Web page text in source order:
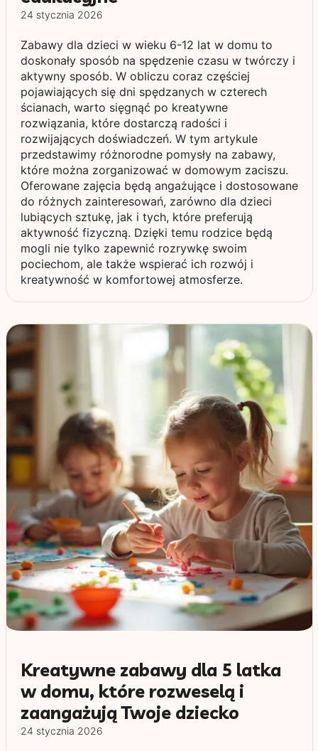
24 stycznia 2026
Zabawy dla dzieci w wieku 6-12 lat w domu to
doskonały sposób na spędzenie czasu w twórczy i
aktywny sposób. W obliczu coraz częściej
pojawiających się dni spędzanych w czterech
ścianach, warto sięgnąć po kreatywne
rozwiązania, które dostarczą radości i
rozwijających doświadczeń. W tym artykule
przedstawimy różnorodne pomysły na zabawy,
które można zorganizować w domowym zaciszu.
Oferowane zajęcia będą angażujące i dostosowane
do różnych zainteresowań, zarówno dla dzieci
lubiących sztukę, jak i tych, które preferują
aktywność fizyczną. Dzięki temu rodzice będą
mogli nie tylko zapewnić rozrywkę swoim
pociechom, ale także wspierać ich rozwój i
kreatywność w komfortowej atmosferze.
Kreatywne zabawy dla 5 latka
w domu, które rozweselą i
zaangażują Twoje dziecko
24 stycznia 2026